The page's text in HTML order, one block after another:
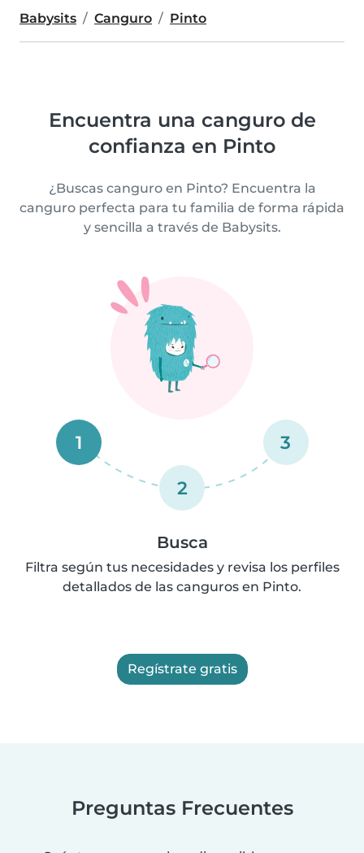
Babysits Canguro Pinto
Encuentra una canguro de
confianza en Pinto
¿Buscas canguro en Pinto? Encuentra la
canguro perfecta para tu familia de forma rápida
y sencilla a través de Babysits.
1
2
3
Busca
Filtra según tus necesidades y revisa los perfiles
detallados de las canguros en Pinto.
Regístrate gratis
Preguntas Frecuentes